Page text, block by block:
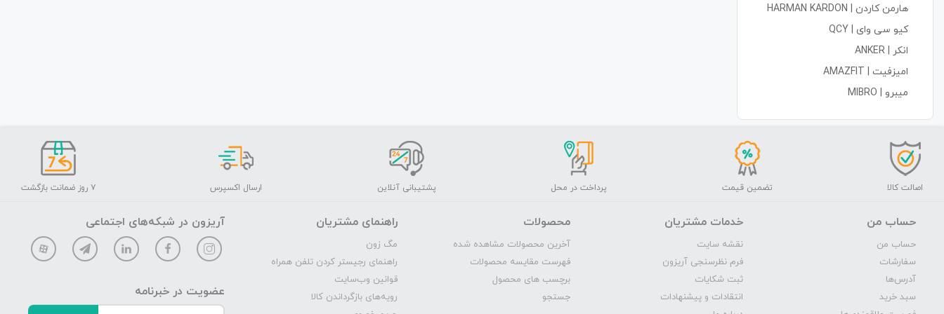
هارمن کاردن | HARMAN KARDON
کیو سی وای | QCY
انکر | ANKER
امیزفیت | AMAZFIT
میبرو | MIBRO
اصالت کالا تضمین قیمت پرداخت در محل پشتیبانی آنلاین ارسال اکسپرس ۷ روز ضمانت بازگشت
حساب من
حساب من
سفارشات
آدرس‌ها
سبد خرید
خدمات مشتریان
نقشه سایت
فرم نظرسنجی آریزون
ثبت شکایات
انتقادات و پیشنهادات
محصولات
آخرین محصولات مشاهده شده
فهرست مقایسه محصولات
برچسب های محصول
جستجو
راهنمای مشتریان
مگ‌ زون
راهنمای رجیستر کردن تلفن همراه
قوانین وب‌سایت
رویه‌‌های بازگرداندن کالا
آریزون در شبکه‌های اجتماعی
عضویت در خبرنامه